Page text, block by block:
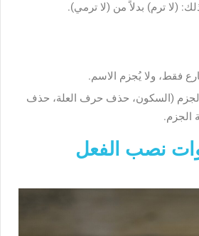
(لا ترم) بدلاً من (لا ترمي).
فقط، ولا يُجزم الاسم.
(السكون، حذف حرف العلة، حذف
الجزم.
نصب الفعل